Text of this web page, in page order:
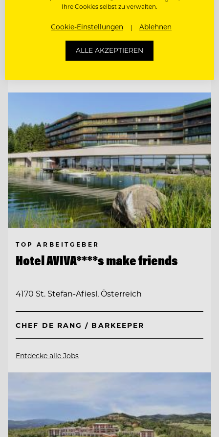
TOP ARBEITGEBER
Hotel AVIVA****s make friends
4170 St. Stefan-Afiesl, Österreich
CHEF DE RANG / BARKEEPER
Entdecke alle Jobs
Ihre Cookies selbst zu verwalten.
Cookie-Einstellungen Ablehnen
ALLE AKZEPTIEREN